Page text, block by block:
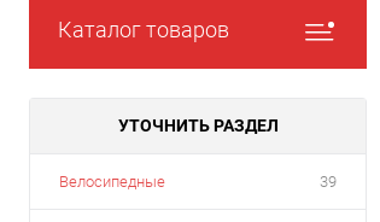
Каталог товаров
УТОЧНИТЬ РАЗДЕЛ
Велосипедные 39